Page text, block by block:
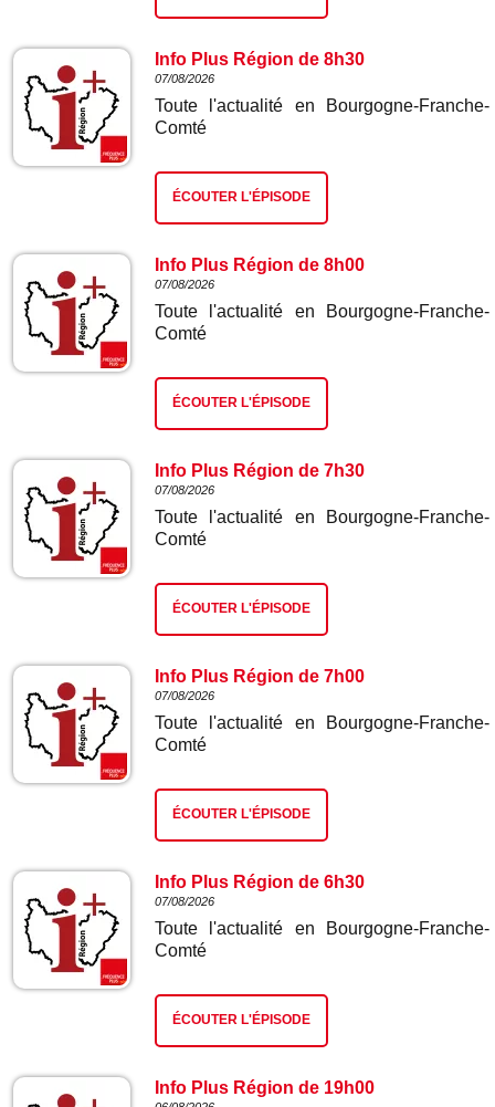
Info Plus Région de 8h30
07/08/2026
Toute l'actualité en Bourgogne-Franche-
Comté
ÉCOUTER L'ÉPISODE
Info Plus Région de 8h00
07/08/2026
Toute l'actualité en Bourgogne-Franche-
Comté
ÉCOUTER L'ÉPISODE
Info Plus Région de 7h30
07/08/2026
Toute l'actualité en Bourgogne-Franche-
Comté
ÉCOUTER L'ÉPISODE
Info Plus Région de 7h00
07/08/2026
Toute l'actualité en Bourgogne-Franche-
Comté
ÉCOUTER L'ÉPISODE
Info Plus Région de 6h30
07/08/2026
Toute l'actualité en Bourgogne-Franche-
Comté
ÉCOUTER L'ÉPISODE
Info Plus Région de 19h00